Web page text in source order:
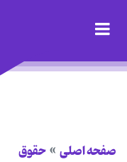
صفحه اصلی حقوق